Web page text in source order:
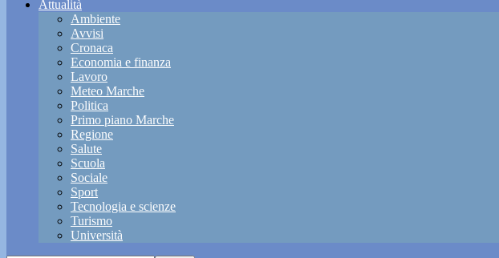
Attualità
Ambiente
Avvisi
Cronaca
Economia e finanza
Lavoro
Meteo Marche
Politica
Primo piano Marche
Regione
Salute
Scuola
Sociale
Sport
Tecnologia e scienze
Turismo
Università